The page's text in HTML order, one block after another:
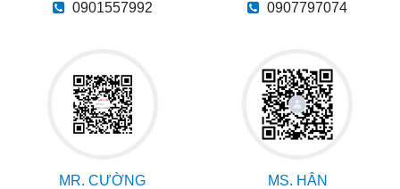
0901557992 0907797074
MR. CƯỜNG MS. HÂN